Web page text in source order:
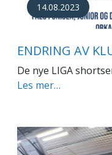
14.08.2023
ENDRING AV
De nye LIGA
Les mer…